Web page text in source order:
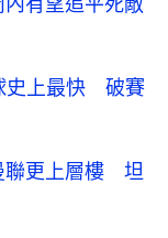
史上最快 破賽
聯更上層樓 坦